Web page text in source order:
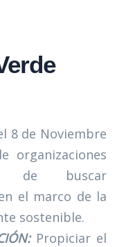
8 de Noviembre
organizaciones
de buscar
el marco de la
sostenible.
Propiciar el